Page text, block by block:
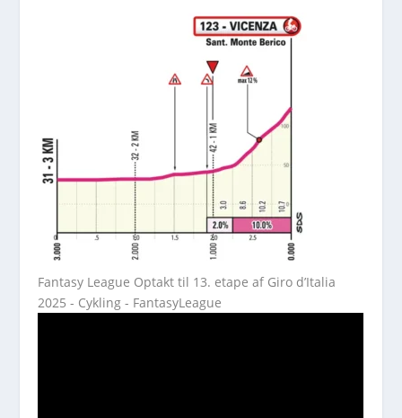
Fantasy League Optakt til 13. etape af Giro d’Italia
2025 - Cykling - FantasyLeague